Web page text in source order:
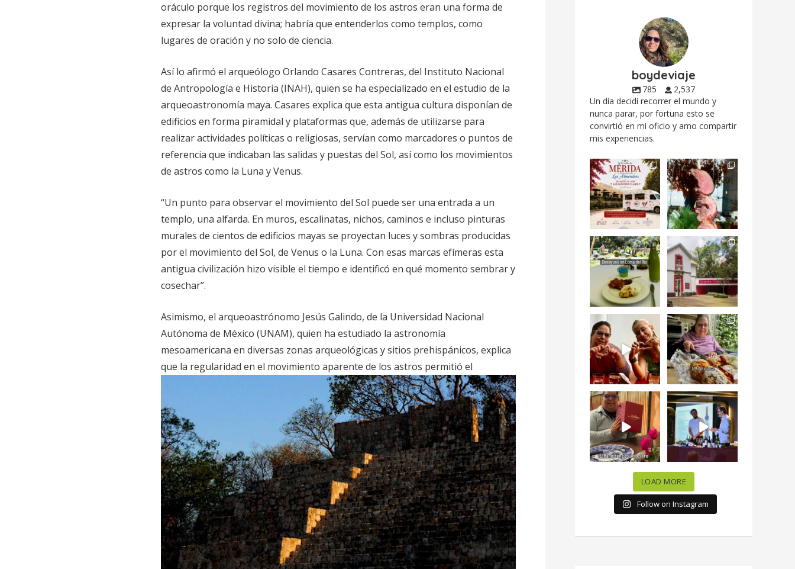
oráculo porque los registros del movimiento de los astros eran una forma de
expresar la voluntad divina; habría que entenderlos como templos, como
lugares de oración y no solo de ciencia.
Así lo afirmó el arqueólogo Orlando Casares Contreras, del Instituto Nacional
de Antropología e Historia (INAH), quien se ha especializado en el estudio de la
arqueoastronomía maya. Casares explica que esta antigua cultura disponían de
edificios en forma piramidal y plataformas que, además de utilizarse para
realizar actividades políticas o religiosas, servían como marcadores o puntos de
referencia que indicaban las salidas y puestas del Sol, así como los movimientos
de astros como la Luna y Venus.
“Un punto para observar el movimiento del Sol puede ser una entrada a un
templo, una alfarda. En muros, escalinatas, nichos, caminos e incluso pinturas
murales de cientos de edificios mayas se proyectan luces y sombras producidas
por el movimiento del Sol, de Venus o la Luna. Con esas marcas efímeras esta
antigua civilización hizo visible el tiempo e identificó en qué momento sembrar y
cosechar”.
Asimismo, el arqueoastrónomo Jesús Galindo, de la Universidad Nacional
Autónoma de México (UNAM), quien ha estudiado la astronomía
mesoamericana en diversas zonas arqueológicas y sitios prehispánicos, explica
que la regularidad en el movimiento aparente de los astros permitió el
boydeviaje
785
2,537
Un día decidí recorrer el mundo y
nunca parar, por fortuna esto se
convirtió en mi oficio y amo compartir
mis experiencias.
Siempre me mueven
las causas y comer
con causa es...
12 0
Fuimos a celebrar a
mis dos #mamás
más cercanas mi...
17 0
Levantarse, escuchar
el río correr y sentir
el...
19 0
Esta
#NochedeMuseos
en la
#QuintaColorada
el...
12 0
¡Qué desayuno tan
increíble en
@LasQuinceLetras!...
28 3
Me tocó rosca de
Tagers un
restaurante de
Avenida...
50 10
“En #Mallorca
Ciudad de México
celebramos la...
63 7
#SoaunFusionMexic
o una noche única
donde España y...
10 0
LOAD MORE
Follow on Instagram